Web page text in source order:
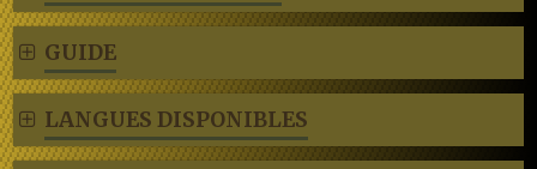
GUIDE
LANGUES DISPONIBLES